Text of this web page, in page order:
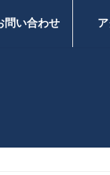
問い合わせ